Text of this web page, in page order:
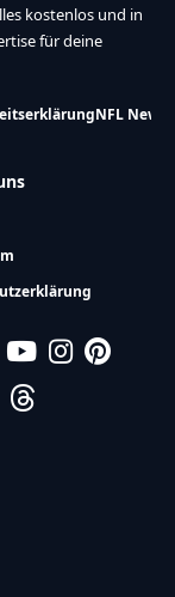
kostenlos und in
für deine
NFL News